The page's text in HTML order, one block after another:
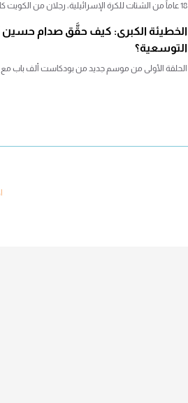
18 عاماً من الشتات للكرة الإسرائيلية، رجلان من الكويت كا...
الخطيئة الكبرى: كيف حقَّق صدام حسين
التوسعية؟
الحلقة الأولى من موسم جديد من بودكاست ألف باب مع